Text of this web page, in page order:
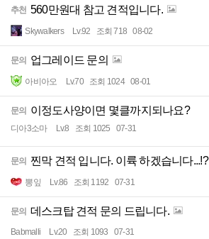
추천 560만원대 참고 견적입니다.
Skywalkers Lv.92 조회 718 08-02
문의 업그레이드 문의
아비아오 Lv.70 조회 1024 08-01
문의 이정도사양이면 몇클까지되나요?
디아3소마 Lv.8 조회 1025 07-31
문의 찐막 견적 입니다. 이륙 하겠습니다...!?
뽕잎 Lv.86 조회 1192 07-31
문의 데스크탑 견적 문의 드립니다.
Babmalli Lv.20 조회 1093 07-31